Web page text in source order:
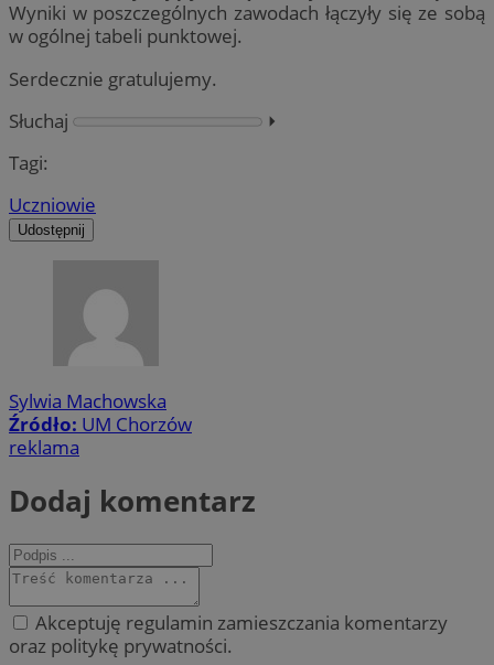
Wyniki w poszczególnych zawodach łączyły się ze sobą
w ogólnej tabeli punktowej.
Serdecznie gratulujemy.
Słuchaj
⏵︎
Tagi:
Uczniowie
Udostępnij
Sylwia Machowska
Źródło: UM Chorzów
reklama
Dodaj komentarz
Akceptuję regulamin zamieszczania komentarzy
oraz politykę prywatności.